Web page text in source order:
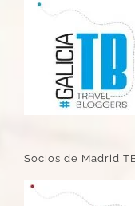
Socios de Madrid